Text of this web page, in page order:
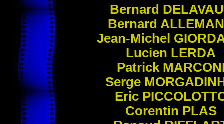
Bernard
Bernard
Jean-Michel
Lucien LERDA
Patrick
Serge
Eric
Corentin PLAS